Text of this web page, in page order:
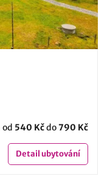
od 540 Kčdo790 Kč
Detailubytování